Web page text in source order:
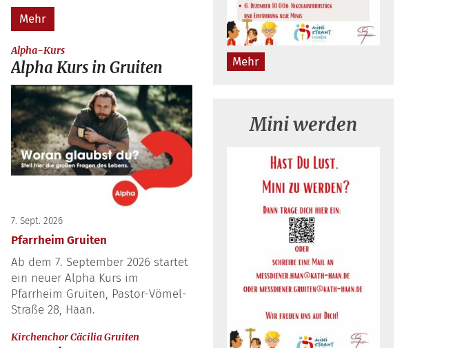
Mehr
Alpha-Kurs:
Alpha Kurs in Gruiten
7. Sept. 2026
Pfarrheim Gruiten
Ab dem 7. September 2026 startet
ein neuer Alpha Kurs im
Pfarrheim Gruiten, Pastor-Vömel-
Straße 28, Haan.
Kirchenchor Cäcilia Gruiten
Mehr
Mini werden